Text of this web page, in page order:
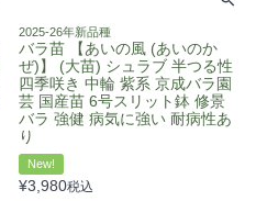
2025-26年新品種
バラ苗 【あいの風 (あいのか
ぜ)】 (大苗) シュラブ 半つる性
四季咲き 中輪 紫系 京成バラ園
芸 国産苗 6号スリット鉢 修景
バラ 強健 病気に強い 耐病性あ
り
New!
¥3,980税込